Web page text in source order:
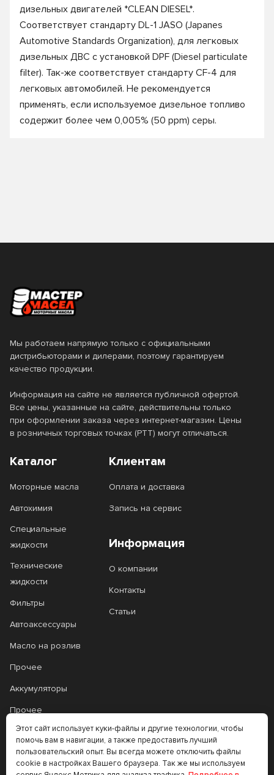
дизельных двигателей *CLEAN DIESEL*.
Соответствует стандарту DL-1 JASO (Japanes
Automotive Standards Organization), для легковых
дизельных ДВС с установкой DPF (Diesel particulate
filter). Так-же соответствует стандарту CF-4 для
легковых автомобилей. Не рекомендуется
применять, если используемое дизельное топливо
содержит более чем 0,005% (50 ppm) серы.
Мы работаем напрямую только с официальными
дистрибьюторами и дилерами, поэтому гарантируем
качество продукции.
Информация на сайте не является публичной офертой.
Все цены, указанные на сайте, действительны только
при оформлении заказа через интернет-магазин. Цены
в розничных торговых точках (РТТ) могут отличаться.
Каталог
Моторные масла
Автохимия
Специальные
жидкости
Технические
жидкости
Фильтры
Автоаксессуары
Масло на розлив
Прочее
Аккумуляторы
Прочее
Трансмиссионные
Аккумуляторы
Клиентам
Оплата и доставка
Запись на сервис
Информация
О компании
Контакты
Статьи
Этот сайт использует куки-файлы и другие технологии, чтобы
помочь вам в навигации, а также предоставить лучший
пользовательский опыт. Вы всегда можете отключить файлы
cookie в настройках Вашего браузера. Так же мы используем